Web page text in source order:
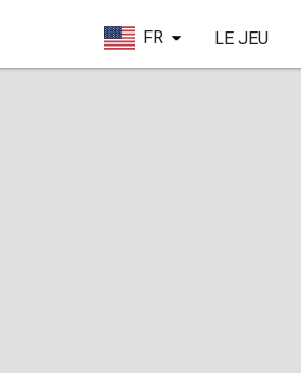
FR LE JEU